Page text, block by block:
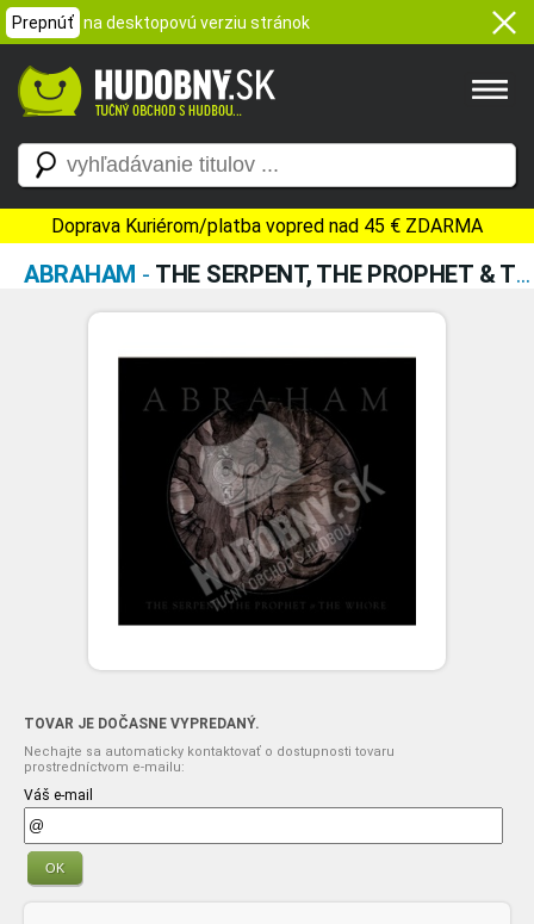
Prepnúť na desktopovú verziu stránok
Doprava Kuriérom/platba vopred nad 45 € ZDARMA
ABRAHAM - THE SERPENT, THE PROPHET & THE WHORE
TOVAR JE DOČASNE VYPREDANÝ.
Nechajte sa automaticky kontaktovať o dostupnosti tovaru
prostredníctvom e-mailu:
Váš e-mail
OK